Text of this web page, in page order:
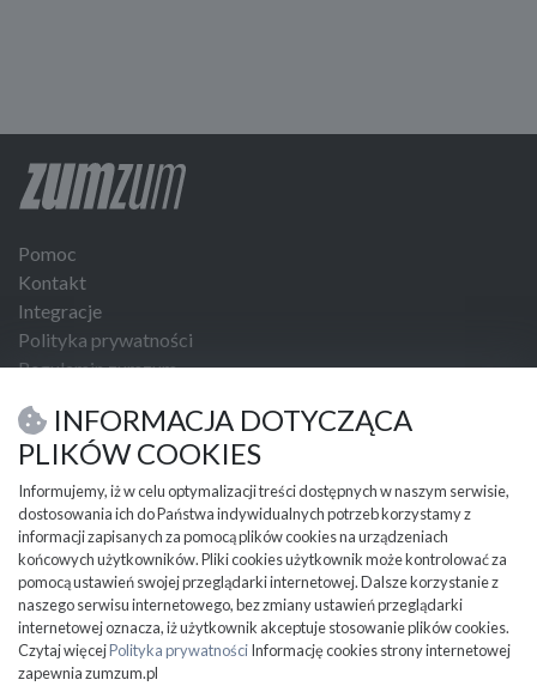
Pomoc
Kontakt
Integracje
Polityka prywatności
Regulamin zumzum
USŁUGI I NARZĘDZIA
PRZYDATNE INFORMACJE
Partnerzy
Cennik
Mapa kategorii
Mapa miejscowości
Ważne informacje
INFORMACJA DOTYCZĄCA
PLIKÓW COOKIES
Informujemy, iż w celu optymalizacji treści dostępnych w naszym serwisie,
dostosowania ich do Państwa indywidualnych potrzeb korzystamy z
informacji zapisanych za pomocą plików cookies na urządzeniach
końcowych użytkowników. Pliki cookies użytkownik może kontrolować za
pomocą ustawień swojej przeglądarki internetowej. Dalsze korzystanie z
naszego serwisu internetowego, bez zmiany ustawień przeglądarki
internetowej oznacza, iż użytkownik akceptuje stosowanie plików cookies.
Czytaj więcejPolityka prywatnościInformację cookies strony internetowej
zapewnia zumzum.pl